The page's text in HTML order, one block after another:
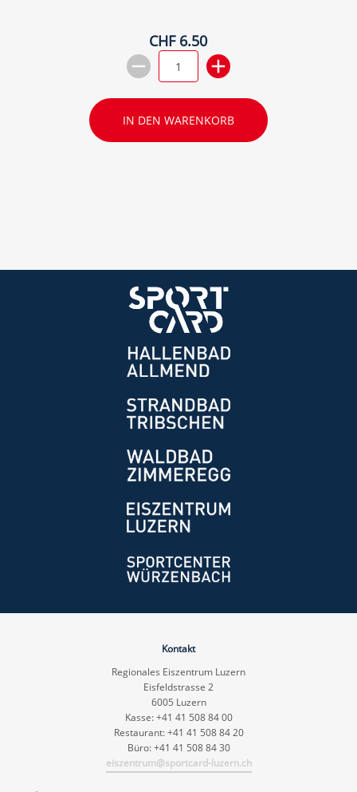
CHF 6.50
IN DEN WARENKORB
Kontakt
Regionales Eiszentrum Luzern
Eisfeldstrasse 2
6005 Luzern
Kasse: +41 41 508 84 00
Restaurant: +41 41 508 84 20
Büro: +41 41 508 84 30
eiszentrum@sportcard-luzern.ch